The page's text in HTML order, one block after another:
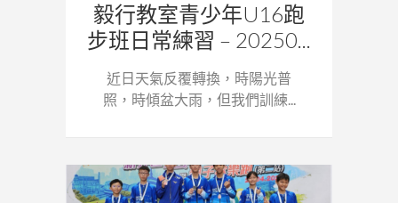
毅行教室青少年U16跑
步班日常練習 – 20250...
近日天氣反覆轉換，時陽光普
照，時傾盆大雨，但我們訓練...